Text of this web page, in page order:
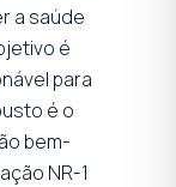
a saúde
é
para
é o
bem-
NR-1